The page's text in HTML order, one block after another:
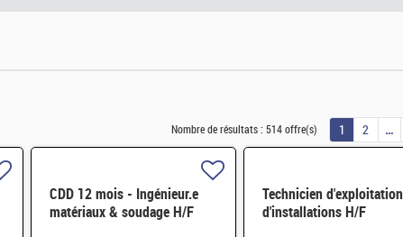
Nombre de résultats : 514 offre(s) 1 2
CDD 12 mois - Ingénieur.e
matériaux & soudage H/F
Technicien d'exploitation
d'installations H/F